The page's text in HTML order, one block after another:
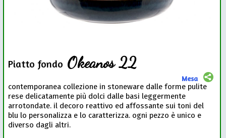
Piatto fondo Okeanos 22
Mesa
contemporanea collezione in stoneware dalle forme pulite
rese delicatamente più dolci dalle basi leggermente
arrotondate. il decoro reattivo ed affossante sui toni del
blu lo personalizza e lo caratterizza. ogni pezzo è unico e
diverso dagli altri.